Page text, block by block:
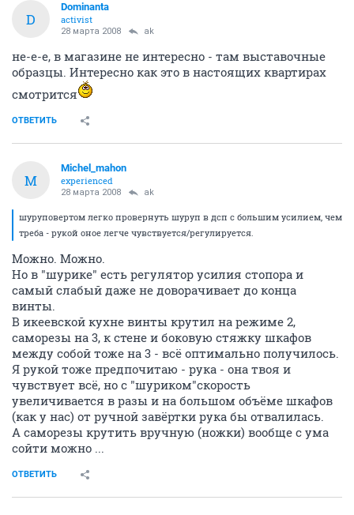
D
Dominanta
activist
28 марта 2008 ak
не-е-е, в магазине не интересно - там выставочные
образцы. Интересно как это в настоящих квартирах
смотрится
ОТВЕТИТЬ
M
Michel_mahon
experienced
28 марта 2008 ak
шуруповертом легко провернуть шуруп в дсп с большим усилием, чем
треба - рукой оное легче чувствуется/регулируется.
Можно. Можно.
Но в "шурике" есть регулятор усилия стопора и
самый слабый даже не доворачивает до конца
винты.
В икеевской кухне винты крутил на режиме 2,
саморезы на 3, к стене и боковую стяжку шкафов
между собой тоже на 3 - всё оптимально получилось.
Я рукой тоже предпочитаю - рука - она твоя и
чувствует всё, но с "шуриком"скорость
увеличивается в разы и на большом объёме шкафов
(как у нас) от ручной завёртки рука бы отвалилась.
А саморезы крутить вручную (ножки) вообще с ума
сойти можно ...
ОТВЕТИТЬ